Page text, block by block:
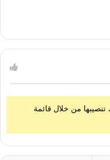
من خلال قائمة